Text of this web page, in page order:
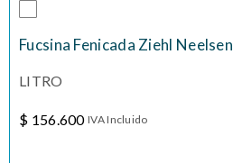
Fucsina Fenicada Ziehl Neelsen
LITRO
$ 156.600 IVA Incluido